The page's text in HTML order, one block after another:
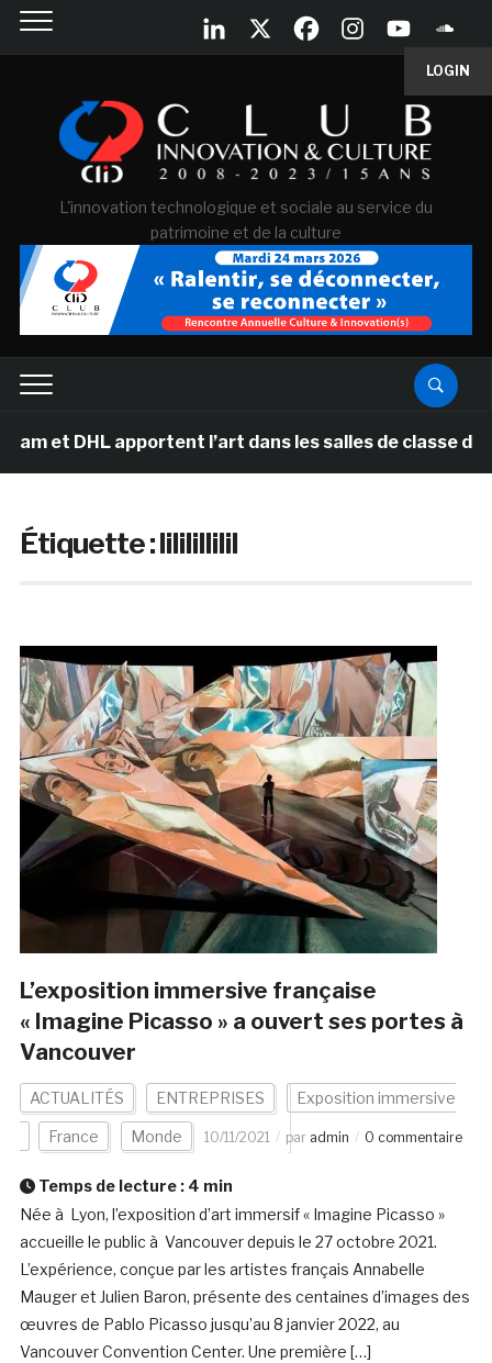
LOGIN
L'innovation technologique et sociale au service du
patrimoine et de la culture
DHL apportent l’art dans les salles de classe des
Étiquette :lililillilil
L’exposition immersive française
« Imagine Picasso » a ouvert ses portes à
Vancouver
ACTUALITÉS ENTREPRISES Exposition immersive
France Monde 10/11/2021 par admin 0 commentaire
Temps de lecture : 4 min
Née à Lyon, l’exposition d’art immersif « Imagine Picasso »
accueille le public à Vancouver depuis le 27 octobre 2021.
L’expérience, conçue par les artistes français Annabelle
Mauger et Julien Baron, présente des centaines d’images des
œuvres de Pablo Picasso jusqu’au 8 janvier 2022, au
Vancouver Convention Center. Une première […]